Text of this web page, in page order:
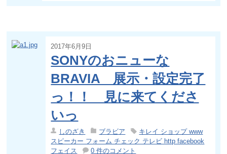
2017年6月9日
SONYのおニューな
BRAVIA 展示・設定完了
っ！！ 見に来てくださ
いっ
しのざき ブラビア
キレイ ショップ www
スピーカー フォーム チェック テレビ http facebook
フェイス
0 件のコメント